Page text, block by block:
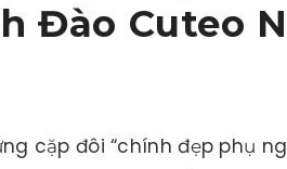
Đào Cuteo
cặp đôi “chính đẹp phụ